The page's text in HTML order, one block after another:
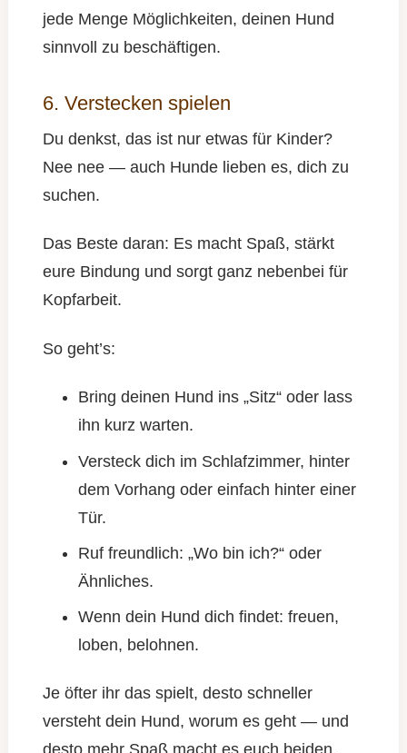
jede Menge Möglichkeiten, deinen Hund
sinnvoll zu beschäftigen.
6. Verstecken spielen
Du denkst, das ist nur etwas für Kinder?
Nee nee — auch Hunde lieben es, dich zu
suchen.
Das Beste daran: Es macht Spaß, stärkt
eure Bindung und sorgt ganz nebenbei für
Kopfarbeit.
So geht’s:
Bring deinen Hund ins „Sitz“ oder lass
ihn kurz warten.
Versteck dich im Schlafzimmer, hinter
dem Vorhang oder einfach hinter einer
Tür.
Ruf freundlich: „Wo bin ich?“ oder
Ähnliches.
Wenn dein Hund dich findet: freuen,
loben, belohnen.
Je öfter ihr das spielt, desto schneller
versteht dein Hund, worum es geht — und